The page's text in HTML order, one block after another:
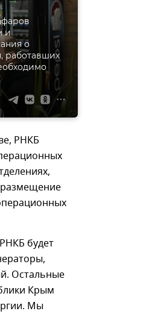
и
о
работавших
РНКБ
размещение
будет
Остальные
Крым
Мы